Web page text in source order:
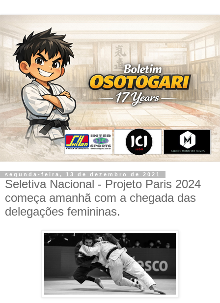
segunda-feira, 13 de dezembro de 2021
Seletiva Nacional - Projeto Paris 2024
começa amanhã com a chegada das
delegações femininas.